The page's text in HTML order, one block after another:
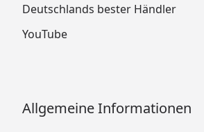
Deutschlands bester Händler
YouTube
Allgemeine Informationen